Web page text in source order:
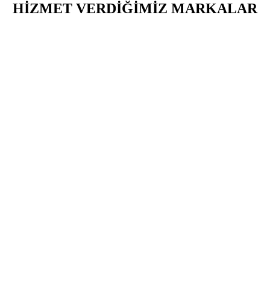
HİZMET VERDİĞİMİZ MARKALAR